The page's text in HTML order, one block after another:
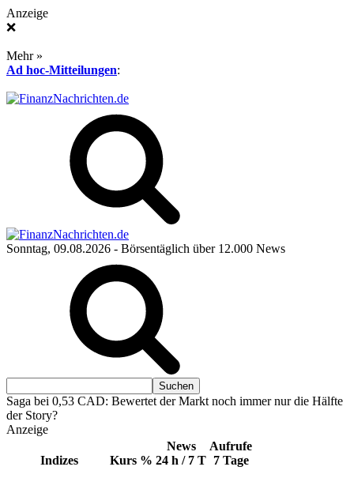
Anzeige
❌
Mehr »
Ad hoc-Mitteilungen:
Sonntag, 09.08.2026 - Börsentäglich über 12.000 News
Saga bei 0,53 CAD: Bewertet der Markt noch immer nur die Hälfte
der Story?
Anzeige
Indizes Kurs %
News
24 h / 7 T
Aufrufe
7 Tage